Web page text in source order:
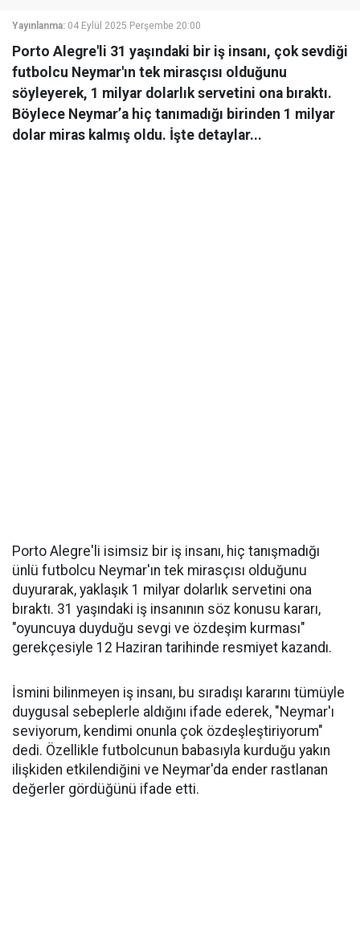
Yayınlanma: 04 Eylül 2025 Perşembe 20:00
Porto Alegre'li 31 yaşındaki bir iş insanı, çok sevdiği
futbolcu Neymar'ın tek mirasçısı olduğunu
söyleyerek, 1 milyar dolarlık servetini ona bıraktı.
Böylece Neymar’a hiç tanımadığı birinden 1 milyar
dolar miras kalmış oldu. İşte detaylar...
Porto Alegre'li isimsiz bir iş insanı, hiç tanışmadığı
ünlü futbolcu Neymar'ın tek mirasçısı olduğunu
duyurarak, yaklaşık 1 milyar dolarlık servetini ona
bıraktı. 31 yaşındaki iş insanının söz konusu kararı,
"oyuncuya duyduğu sevgi ve özdeşim kurması"
gerekçesiyle 12 Haziran tarihinde resmiyet kazandı.
İsmini bilinmeyen iş insanı, bu sıradışı kararını tümüyle
duygusal sebeplerle aldığını ifade ederek, "Neymar'ı
seviyorum, kendimi onunla çok özdeşleştiriyorum"
dedi. Özellikle futbolcunun babasıyla kurduğu yakın
ilişkiden etkilendiğini ve Neymar'da ender rastlanan
değerler gördüğünü ifade etti.